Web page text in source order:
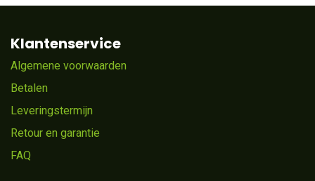
Klantenservice
Algemene voorwaarden
Betalen
Leveringstermijn
Retour en garantie
FAQ